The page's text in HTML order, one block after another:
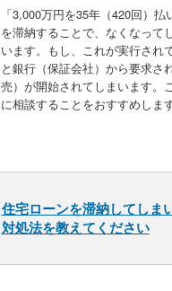
「3,000万円を35年（420回）
を滞納することで、なくなって
います。もし、これが実行され
と銀行（保証会社）から要求さ
売）が開始されてしまいます。
に相談することをおすすめします
住宅ローンを滞納してしま
対処法を教えてください